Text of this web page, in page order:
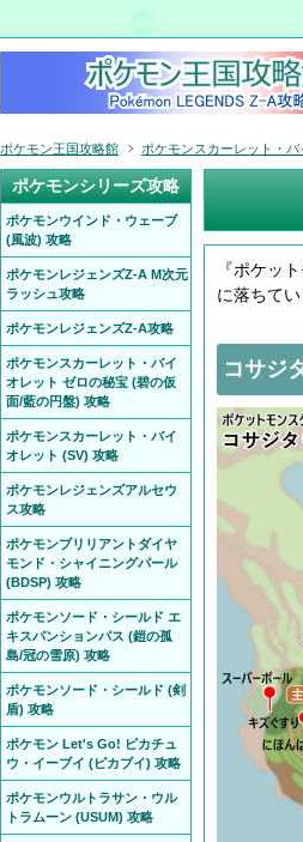
『ポケッ
に落ちて
コサジ
ポケモン王国攻略館 ポケモンスカーレット・
ポケモンシリーズ攻略
ポケモンウインド・ウェーブ
(風波) 攻略
ポケモンレジェンズZ-A M次元
ラッシュ攻略
ポケモンレジェンズZ-A攻略
ポケモンスカーレット・バイ
オレット ゼロの秘宝 (碧の仮
面/藍の円盤) 攻略
ポケモンスカーレット・バイ
オレット (SV) 攻略
ポケモンレジェンズアルセウ
ス攻略
ポケモンブリリアントダイヤ
モンド・シャイニングパール
(BDSP) 攻略
ポケモンソード・シールド エ
キスパンションパス (鎧の孤
島/冠の雪原) 攻略
ポケモンソード・シールド (剣
盾) 攻略
ポケモン Let's Go! ピカチュ
ウ・イーブイ (ピカブイ) 攻略
ポケモンウルトラサン・ウル
トラムーン (USUM) 攻略